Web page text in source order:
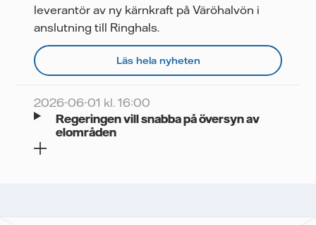
leverantör av ny kärnkraft på Väröhalvön i
anslutning till Ringhals.
Läs hela nyheten
2026-06-01 kl. 16:00
Regeringen vill snabba på översyn av
elområden